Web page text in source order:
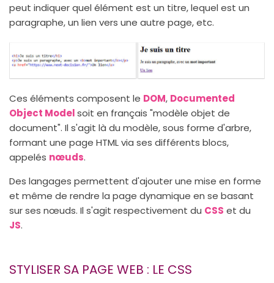
peut indiquer quel élément est un titre, lequel est un
paragraphe, un lien vers une autre page, etc.
Ces éléments composent le DOM, Documented
Object Modelsoit en français "modèle objet de
document". Il s'agit là du modèle, sous forme d'arbre,
formant une page HTML via ses différents blocs,
appelés nœuds.
Des langages permettent d'ajouter une mise en forme
et même de rendre la page dynamique en se basant
sur ses nœuds. Il s'agit respectivement du CSS et du
JS.
STYLISER SA PAGE WEB : LE CSS